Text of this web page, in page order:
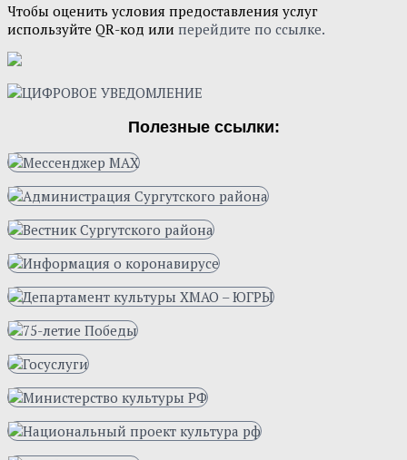
Чтобы оценить условия предоставления услуг
используйте QR-код или перейдите по ссылке.
Полезные ссылки: